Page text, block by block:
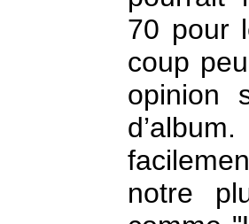
70 pour
coup
opinion
notre